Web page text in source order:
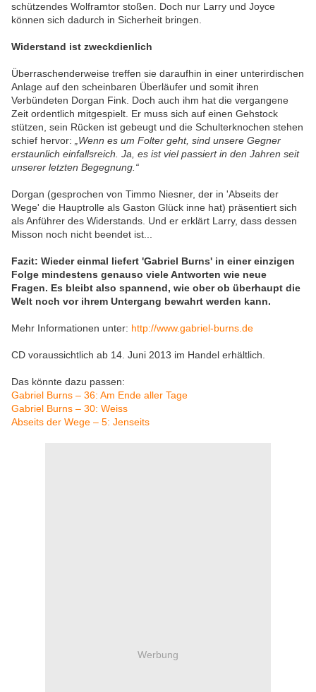
schützendes Wolframtor stoßen. Doch nur Larry und Joyce
können sich dadurch in Sicherheit bringen.
Widerstand ist zweckdienlich
Überraschenderweise treffen sie daraufhin in einer unterirdischen
Anlage auf den scheinbaren Überläufer und somit ihren
Verbündeten Dorgan Fink. Doch auch ihm hat die vergangene
Zeit ordentlich mitgespielt. Er muss sich auf einen Gehstock
stützen, sein Rücken ist gebeugt und die Schulterknochen stehen
schief hervor:
„Wenn es um Folter geht, sind unsere Gegner
erstaunlich einfallsreich. Ja, es ist viel passiert in den Jahren seit
unserer letzten Begegnung.“
Dorgan (gesprochen von Timmo Niesner, der in 'Abseits der
Wege' die Hauptrolle als Gaston Glück inne hat) präsentiert sich
als Anführer des Widerstands. Und er erklärt Larry, dass dessen
Misson noch nicht beendet ist...
Fazit: Wieder einmal liefert 'Gabriel Burns' in einer einzigen
Folge mindestens genauso viele Antworten wie neue
Fragen. Es bleibt also spannend, wie ober ob überhaupt die
Welt noch vor ihrem Untergang bewahrt werden kann.
Mehr Informationen unter: http://www.gabriel-burns.de
CD voraussichtlich ab 14. Juni 2013 im Handel erhältlich.
Das könnte dazu passen:
Gabriel Burns – 36: Am Ende aller Tage
Gabriel Burns – 30: Weiss
Abseits der Wege – 5: Jenseits
Werbung